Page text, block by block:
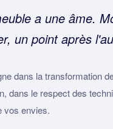
a une âme.
un point après
dans la transformation
dans le respect des
vos envies.